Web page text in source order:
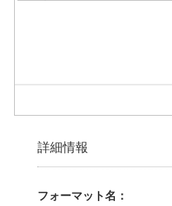
詳細情報
フォーマット名：